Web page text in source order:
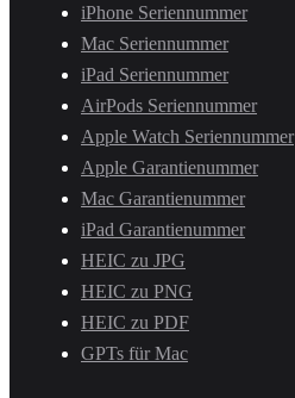
iPhone Seriennummer
Mac Seriennummer
iPad Seriennummer
AirPods Seriennummer
Apple Watch Seriennummer
Apple Garantienummer
Mac Garantienummer
iPad Garantienummer
HEIC zu JPG
HEIC zu PNG
HEIC zu PDF
GPTs für Mac